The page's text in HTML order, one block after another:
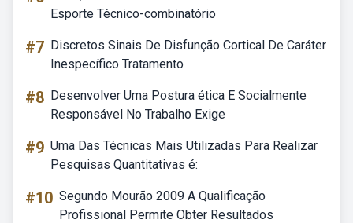
Esporte Técnico-combinatório
#7 Discretos Sinais De Disfunção Cortical De Caráter
Inespecífico Tratamento
#8 Desenvolver Uma Postura ética E Socialmente
Responsável No Trabalho Exige
#9 Uma Das Técnicas Mais Utilizadas Para Realizar
Pesquisas Quantitativas é:
#10 Segundo Mourão 2009 A Qualificação
Profissional Permite Obter Resultados